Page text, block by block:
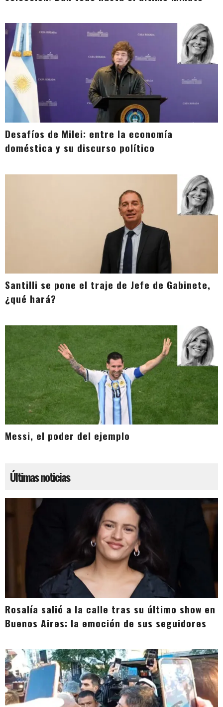
Desafíos de Milei: entre la economía
doméstica y su discurso político
Santilli se pone el traje de Jefe de Gabinete,
¿qué hará?
Messi, el poder del ejemplo
Últimas noticias
Rosalía salió a la calle tras su último show en
Buenos Aires: la emoción de sus seguidores